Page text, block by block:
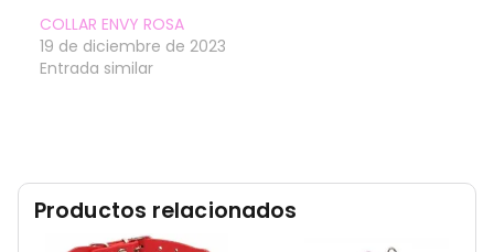
Productos relacionados
COLLAR ENVY ROSA
19 de diciembre de 2023
Entrada similar